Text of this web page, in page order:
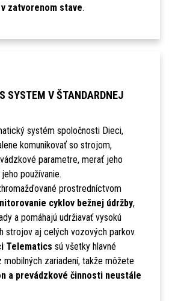
zatvorenom stave.
SYSTEM V ŠTANDARDNEJ
systém spoločnosti Dieci,
komunikovať so strojom,
parametre, merať jeho
používanie.
prostredníctvom
cyklov bežnej údržby,
a pomáhajú udržiavať vysokú
strojov aj celých vozových parkov.
Telematics sú všetky hlavné
zariadení, takže môžete
a prevádzkové činnosti neustále